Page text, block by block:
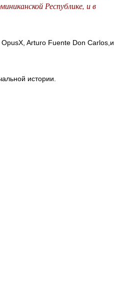
Республике, и в
Arturo Fuente Don Carlos,и
истории.